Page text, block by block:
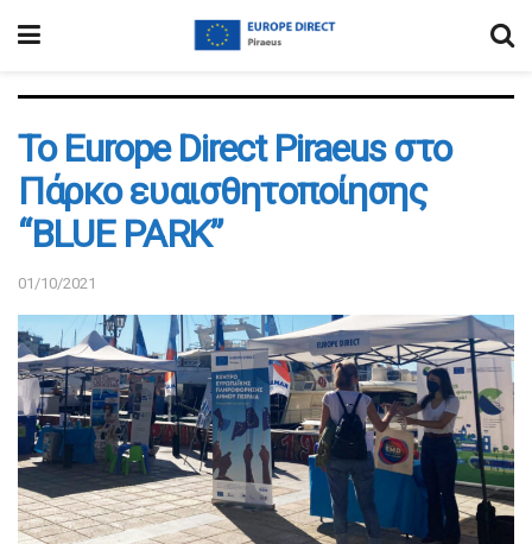
Το Europe Direct Piraeus στο
Πάρκο ευαισθητοποίησης
“BLUE PARK”
01/10/2021